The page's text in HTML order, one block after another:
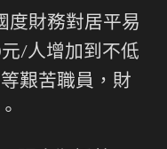
度財務對居平易
/人增加到不低
艱苦職員，財